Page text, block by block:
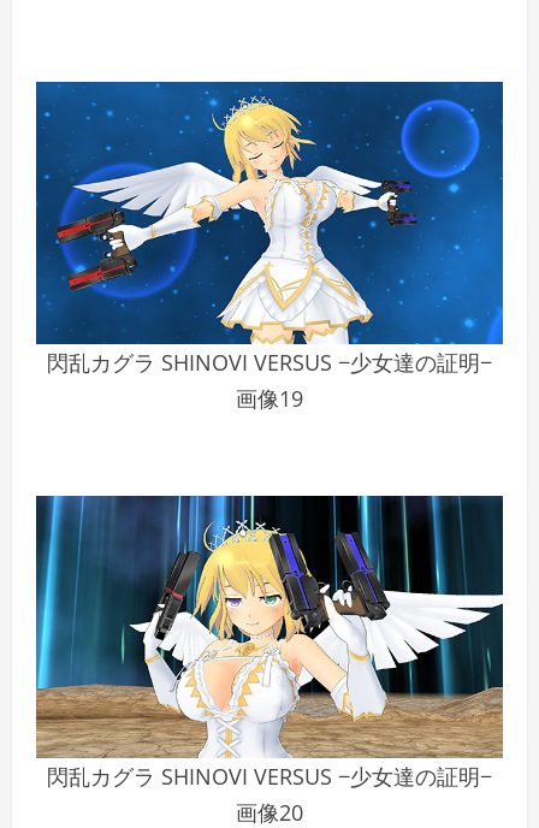
閃乱カグラ SHINOVI VERSUS −少女達の証明−
画像19
閃乱カグラ SHINOVI VERSUS −少女達の証明−
画像20